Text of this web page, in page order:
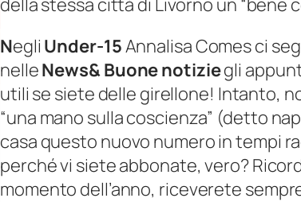
Negli Under-15Annalisa Comes ci
nelleNews& Buone notiziegli
utili se siete delle girellone! Intanto,
“una mano sulla coscienza” (detto
casa questo nuovo numero in tempi
perché vi siete abbonate, vero?
momento dell’anno, riceverete